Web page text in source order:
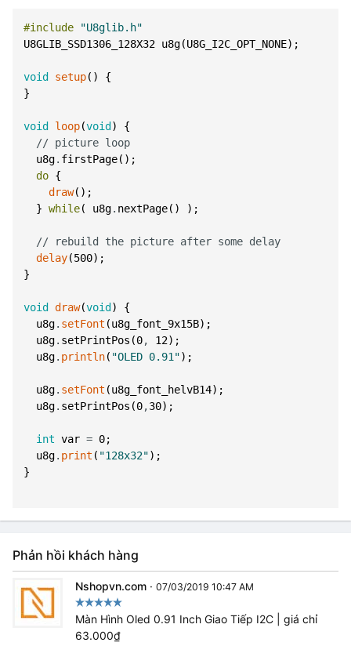
#include
"U8glib.h"
U8GLIB_SSD1306_128X32 u8g(U8G_I2C_OPT_NONE) ;
void setup( )
{
}
void loop(void )
{
// picture loop
u8g. firstPage( ) ;
do {
draw( ) ;
} while( u8g. nextPage( ) ) ;
// rebuild the picture after some delay
delay(500) ;
}
void draw(void )
{
u8g. setFont (u8g_font_9x15B) ;
u8g. setPrintPos (0, 12) ;
u8g. println( "OLED 0.91") ;
u8g. setFont (u8g_font_helvB14) ;
u8g. setPrintPos (0,30) ;
int var = 0;
u8g. print ( "128x32") ;
}
Phản hồi khách hàng
Nshopvn.com · 07/03/2019 10:47 AM
Màn Hình Oled 0.91 Inch Giao Tiếp I2C | giá chỉ
63.000₫